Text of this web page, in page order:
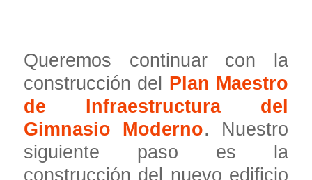
Queremos continuar con la
construcción del Plan Maestro
de Infraestructura del
Gimnasio Moderno. Nuestro
siguiente paso es la
construcción del nuevo edificio